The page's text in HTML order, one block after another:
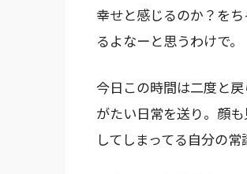
幸せと感じるのか？を
るよなーと思うわけで。
今日この時間は二度と
がたい日常を送り。顔
してしまってる自分の